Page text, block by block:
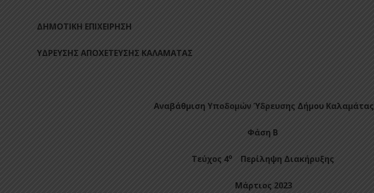
ΔΗΜΟΤΙΚΗ ΕΠΙΧΕΙΡΗΣΗ
ΥΔΡΕΥΣΗΣ ΑΠΟΧΕΤΕΥΣΗΣ ΚΑΛΑΜΑΤΑΣ
Αναβάθμιση Υποδομών Ύδρευσης Δήμου Καλαμάτας
Φάση Β
Τεύχος 4ο Περίληψη Διακήρυξης
Μάρτιος 2023